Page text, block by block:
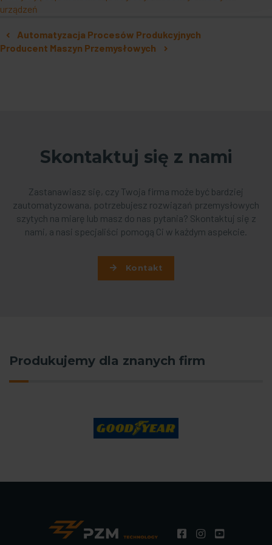
urządzeń
Automatyzacja Procesów Produkcyjnych
Producent Maszyn Przemysłowych
Skontaktuj się z nami
Zastanawiasz się, czy Twoja firma może być bardziej
zautomatyzowana, potrzebujesz rozwiązań przemysłowych
szytych na miarę lub masz do nas pytania? Skontaktuj się z
nami, a nasi specjaliści pomogą Ci w każdym aspekcie.
Kontakt
Produkujemy dla znanych firm